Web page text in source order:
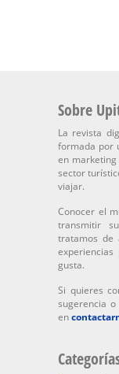
Sobre
La revista
formada por
en
sector
viajar.
Conocer el
transmitir
tratamos de
gusta.
Si quieres
sugerencia
en